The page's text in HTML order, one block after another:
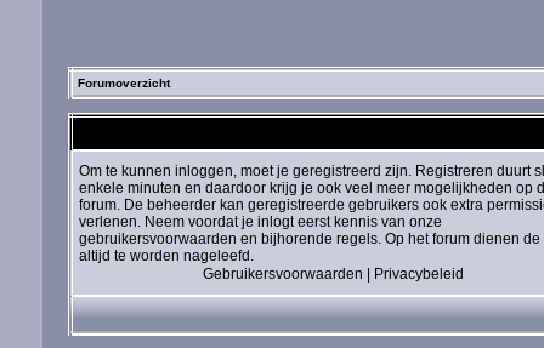
Forumoverzicht
Om te kunnen inloggen, moet je geregistreerd zijn. Registreren duurt
enkele minuten en daardoor krijg je ook veel meer mogelijkheden op
forum. De beheerder kan geregistreerde gebruikers ook extra
verlenen. Neem voordat je inlogt eerst kennis van onze
gebruikersvoorwaarden en bijhorende regels. Op het forum dienen de
altijd te worden nageleefd.
Gebruikersvoorwaarden
Privacybeleid